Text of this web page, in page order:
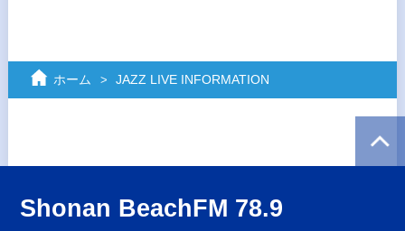
ホーム JAZZ LIVE INFORMATION
Shonan BeachFM 78.9